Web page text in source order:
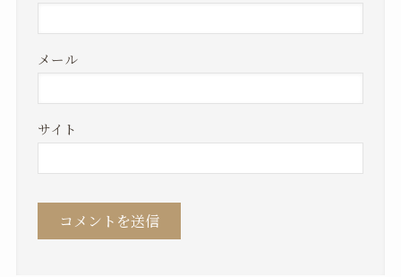
メール
サイト